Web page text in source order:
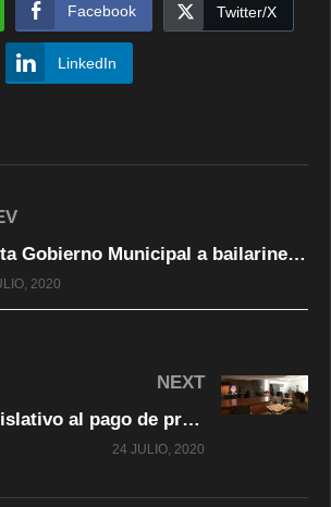
Facebook Twitter/X
LinkedIn
Invita Gobierno Municipal a bailarines y artistas a participar en taller virtual Clínica de Danza
2020
NEXT
Urge Poder Legislativo al pago de productores de maíz amarillo
24 JULIO, 2020